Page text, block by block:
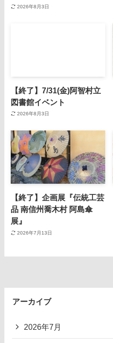
2026年8月3日
【終了】7/31(金)阿智村立
図書館イベント
2026年8月3日
【終了】企画展『伝統工芸
品 南信州喬木村 阿島傘
展』
2026年7月13日
アーカイブ
2026年7月